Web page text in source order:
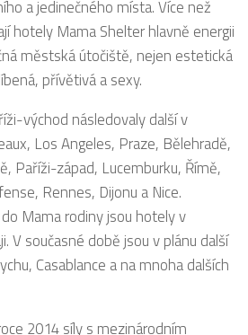
a jedinečného místa. Více než
hotely Mama Shelter hlavně energii
městská útočiště, nejen estetická
přívětivá a sexy.
východ následovaly další v
Los Angeles, Praze, Bělehradě,
Paříži-západ, Lucemburku, Římě,
Rennes, Dijonu a Nice.
Mama rodiny jsou hotely v
V současné době jsou v plánu další
Casablance a na mnoha dalších
2014 síly s mezinárodním